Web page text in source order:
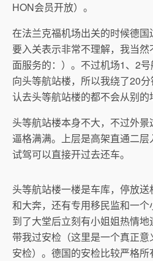
HON会员开放）。
在法兰克福机场出关的时候德
要入关表示非常不理解，我当
面服务的：）。不过机场1、2
向头等航站楼，所以我绕了20
认去头等航站楼的都不会从别
头等航站楼本身不大，不过外
逼格满满。上层是高架直通二
试驾可以直接开过去还车。
头等航站楼一楼是车库，停放
和大奔，还有专用移民监和一个
到了大堂后立刻有小姐姐热情
带我过安检（这里是一个真正
安检）。德国的安检比较严格所